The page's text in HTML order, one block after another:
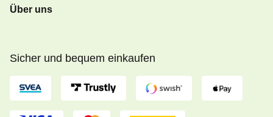
Über uns
Sicher und bequem einkaufen